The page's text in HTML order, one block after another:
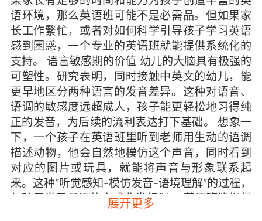
语环境，那么英语班可能不是必需品。但如果家
长工作繁忙，或者对如何科学引导孩子学习英语
感到困惑，一个专业的英语班就能提供系统化的
支持。 语言敏感期的价值 幼儿的大脑具有极强的
可塑性。研究表明，同时接触中英文的幼儿，能
更早地区分两种语言的发音差异。这种对语音、
语调的敏感度远超成人，孩子能更轻松地习得纯
正的发音，为后续的流利表达打下基础。 想象一
下，一个孩子在英语班里听到老师用生动的语调
描述动物，他会自然地模仿这个声音，同时看到
对应的图片或玩具，就能将声音与形象联系起
来。这种“听觉感知-模仿发音-语境理解”的过程，
与孩子学习母语的方式非常相似。 英语班能提供
什么 专业的幼儿英语班通常具备几个关键优势。
展开更多